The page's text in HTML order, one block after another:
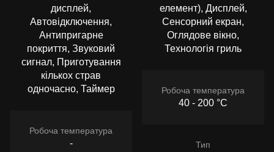
дисплей,
Автовідключення,
Антипригарне
покриття, Звуковий
сигнал, Приготування
кількох страв
одночасно, Таймер
Робоча температура
-
елемент), Дисплей,
Сенсорний екран,
Оглядове вікно,
Технологія гриль
Робоча температура
40 - 200 °C
Тип